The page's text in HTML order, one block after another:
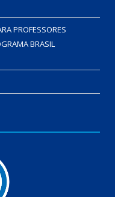
PROFESSORES
BRASIL